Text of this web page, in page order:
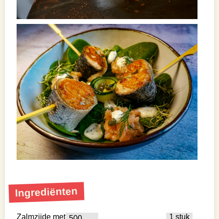
Ingrediënten
Zalmzijde met 1 stuk